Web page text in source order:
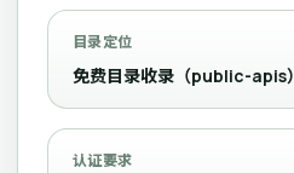
目录定位
免费目录收录（public-apis）
认证要求